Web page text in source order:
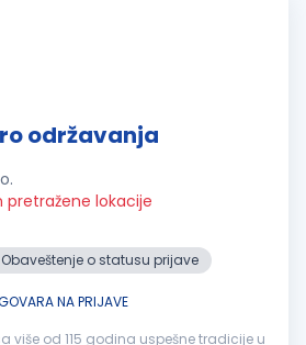
održavanja
pretražene lokacije
Obaveštenje o statusu prijave
NA PRIJAVE
više od 115 godina uspešne tradicije u